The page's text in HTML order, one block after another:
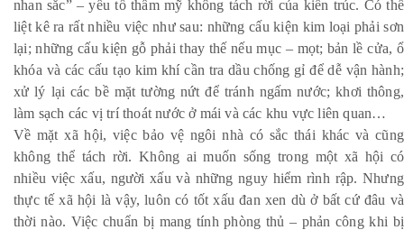
nhan sắc” – yếu tố thẩm mỹ không tách rời của kiến trúc. Có thể
liệt kê ra rất nhiều việc như sau: những cấu kiện kim loại phải sơn
lại; những cấu kiện gỗ phải thay thế nếu mục – mọt; bản lề cửa, ổ
khóa và các cấu tạo kim khí cần tra dầu chống gỉ để dễ vận hành;
xử lý lại các bề mặt tường nứt để tránh ngấm nước; khơi thông,
làm sạch các vị trí thoát nước ở mái và các khu vực liên quan…
Về mặt xã hội, việc bảo vệ ngôi nhà có sắc thái khác và cũng
không thể tách rời. Không ai muốn sống trong một xã hội có
nhiều việc xấu, người xấu và những nguy hiểm rình rập. Nhưng
thực tế xã hội là vậy, luôn có tốt xấu đan xen dù ở bất cứ đâu và
thời nào. Việc chuẩn bị mang tính phòng thủ – phản công khi bị